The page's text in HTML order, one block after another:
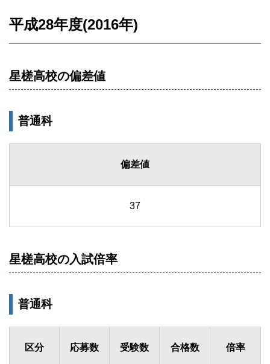
平成28年度(2016年)
星槎高校の偏差値
普通科
偏差値
37
星槎高校の入試倍率
普通科
区分 応募数 受験数 合格数 倍率